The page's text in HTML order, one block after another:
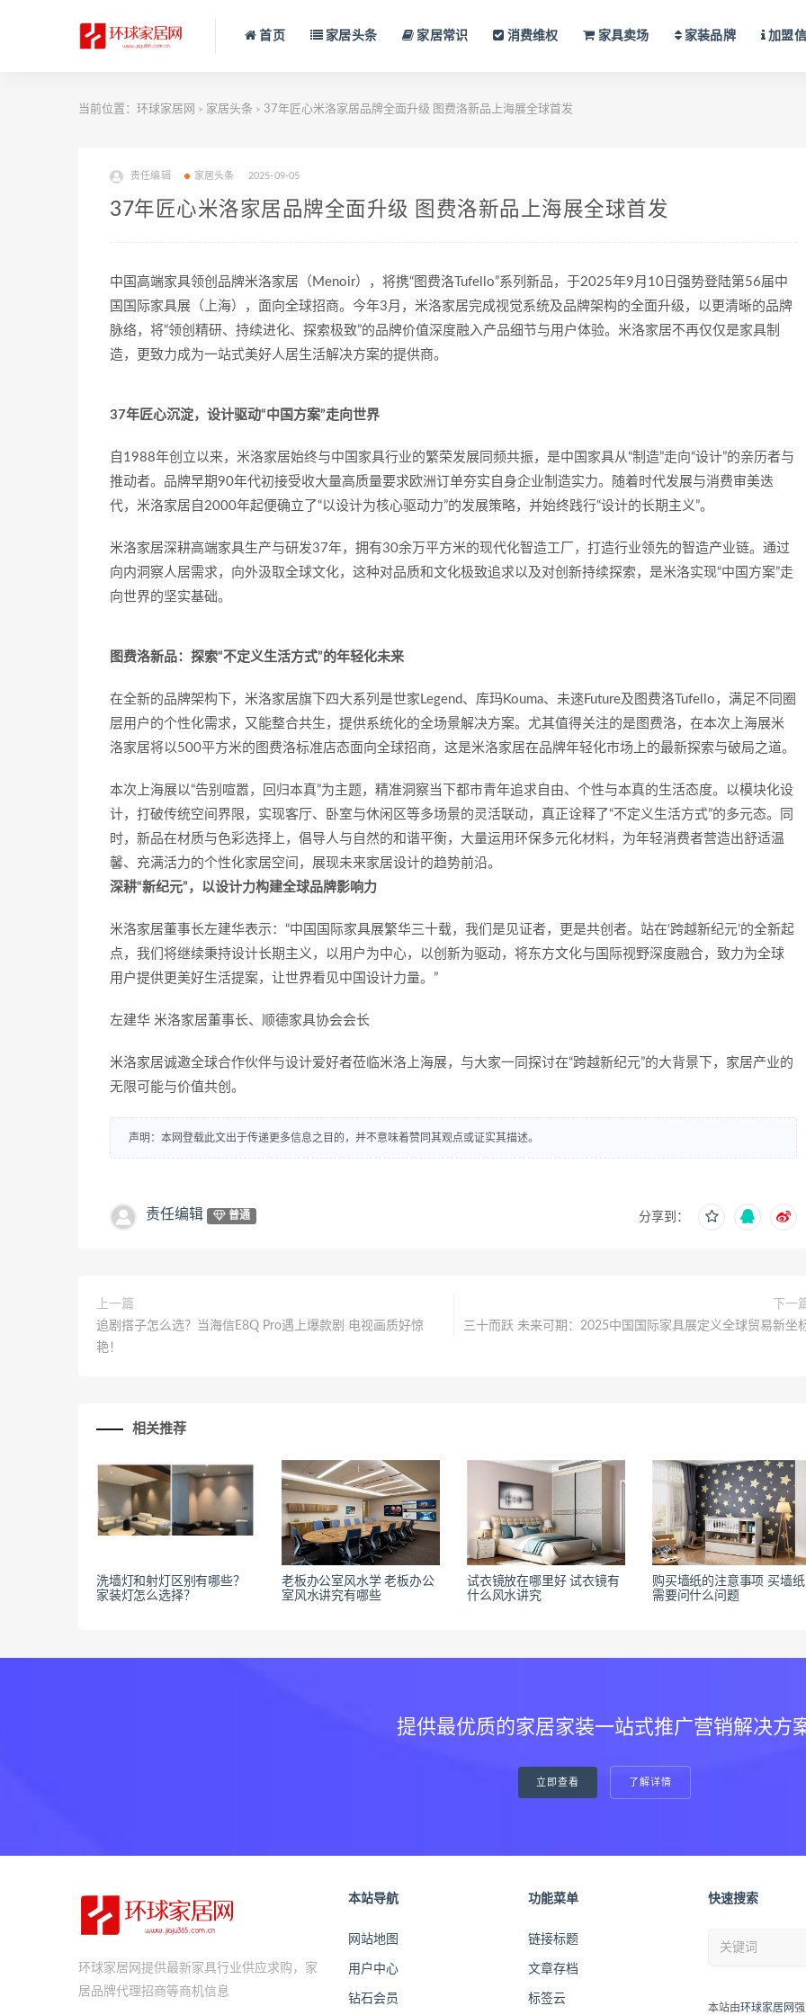
首页 家居头条 家居常识 消费维权 家具卖场 家装品牌 加盟
当前位置： 环球家居网 > 家居头条 > 37年匠心米洛家居品牌全面升级 图费洛新品上海展全球首发
责任编辑 家居头条 2025-09-05
37年匠心米洛家居品牌全面升级 图费洛新品上海展全球首发
中国高端家具领创品牌米洛家居（Menoir），将携“图费洛Tufello”系列新品，于2025年9月10日强势登陆第56届中
国国际家具展（上海），面向全球招商。今年3月，米洛家居完成视觉系统及品牌架构的全面升级，以更清晰的品牌
脉络，将“领创精研、持续进化、探索极致”的品牌价值深度融入产品细节与用户体验。米洛家居不再仅仅是家具制
造，更致力成为一站式美好人居生活解决方案的提供商。
37年 匠心沉淀，设计驱动“中国方案”走向世界
自1988年创立以来，米洛家居始终与中国家具行业的繁荣发展同频共振，是中国家具从“制造”走向“设计”的亲历者与
推动者。品牌早期90年代初接受收大量高质量要求欧洲订单夯实自身企业制造实力。随着时代发展与消费审美迭
代，米洛家居自2000年起便确立了“以设计为核心驱动力”的发展策略，并始终践行“设计的长期主义”。
米洛家居深耕高端家具生产与研发37年，拥有30余万平方米的现代化智造工厂，打造行业领先的智造产业链。通过
向内洞察人居需求，向外汲取全球文化，这种对品质和文化极致追求以及对创新持续探索，是米洛实现“中国方案”走
向世界的坚实基础。
图费洛新品：探索“不定义生活方式”的年轻化未来
在全新的品牌架构下，米洛家居旗下四大系列是世家Legend、库玛Kouma、未逨Future及图费洛Tufello，满足不同圈
层用户的个性化需求，又能整合共生，提供系统化的全场景解决方案。尤其值得关注的是图费洛，在本次上海展米
洛家居将以500平方米的图费洛标准店态面向全球招商，这是米洛家居在品牌年轻化市场上的最新探索与破局之道。
本次上海展以“告别喧嚣，回归本真”为主题，精准洞察当下都市青年追求自由、个性与本真的生活态度。以模块化设
计，打破传统空间界限，实现客厅、卧室与休闲区等多场景的灵活联动，真正诠释了“不定义生活方式”的多元态。同
时，新品在材质与色彩选择上，倡导人与自然的和谐平衡，大量运用环保多元化材料，为年轻消费者营造出舒适温
馨、充满活力的个性化家居空间，展现未来家居设计的趋势前沿。
深耕“新纪元”，以设计力构建全球品牌影响力
米洛家居董事长左建华表示：“中国国际家具展繁华三十载，我们是见证者，更是共创者。站在‘跨越新纪元’的全新起
点，我们将继续秉持设计长期主义，以用户为中心，以创新为驱动，将东方文化与国际视野深度融合，致力为全球
用户提供更美好生活提案，让世界看见中国设计力量。”
左建华 米洛家居董事长、顺德家具协会会长
米洛家居诚邀全球合作伙伴与设计爱好者莅临米洛上海展，与大家一同探讨在“跨越新纪元”的大背景下，家居产业的
无限可能与价值共创。
声明：本网登载此文出于传递更多信息之目的，并不意味着赞同其观点或证实其描述。
责任编辑 普通 分享到：
上一篇
追剧搭子怎么选？当海信E8Q Pro遇上爆款剧 电视画质好惊
艳！
下一
三十而跃 未来可期：2025中国国际家具展定义全球贸易新坐
相关推荐
洗墙灯和射灯区别有哪些？
家装灯怎么选择？
老板办公室风水学 老板办公
室风水讲究有哪些
试衣镜放在哪里好 试衣镜有
什么风水讲究
购买墙纸的注意事项 买墙纸
需要问什么问题
提供最优质的家居家装一站式推广营销解决方
立即查看 了解详情
环球家居网提供最新家具行业供应求购，家
居品牌代理招商等商机信息
本站导航
网站地图
用户中心
钻石会员
功能菜单
链接标题
文章存档
标签云
快速搜索
本站由环球家居网